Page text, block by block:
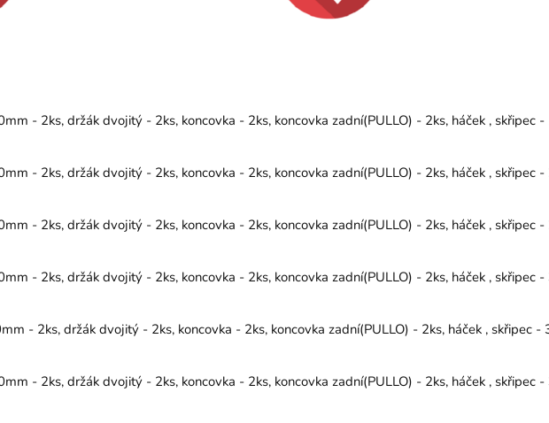
- 2ks, držák dvojitý - 2ks, koncovka - 2ks, koncovka zadní(PULLO) - 2ks, háček ,
- 2ks, držák dvojitý - 2ks, koncovka - 2ks, koncovka zadní(PULLO) - 2ks, háček ,
- 2ks, držák dvojitý - 2ks, koncovka - 2ks, koncovka zadní(PULLO) - 2ks, háček ,
- 2ks, držák dvojitý - 2ks, koncovka - 2ks, koncovka zadní(PULLO) - 2ks, háček ,
- 2ks, držák dvojitý - 2ks, koncovka - 2ks, koncovka zadní(PULLO) - 2ks, háček , skřipec
- 2ks, držák dvojitý - 2ks, koncovka - 2ks, koncovka zadní(PULLO) - 2ks, háček ,